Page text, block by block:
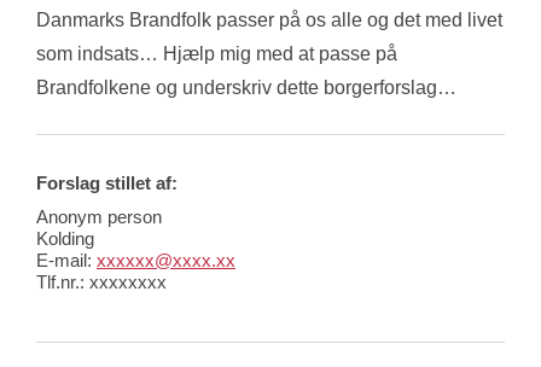
Danmarks Brandfolk passer på os alle og det med livet
som indsats… Hjælp mig med at passe på
Brandfolkene og underskriv dette borgerforslag…
Forslag stillet af:
Anonym person
Kolding
E-mail: xxxxxx@xxxx.xx
Tlf.nr.: xxxxxxxx